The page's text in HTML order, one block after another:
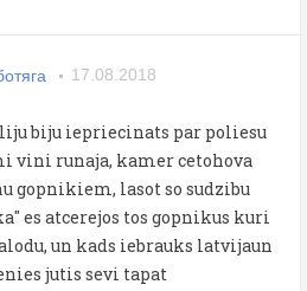
17.08.2018
biju iepriecinats par poliesu
vini runaja, kamer cetohova
gopnikiem, lasot so sudzibu
es atcerejos tos gopnikus kuri
un kads iebrauks latvijaun
jutis sevi tapat